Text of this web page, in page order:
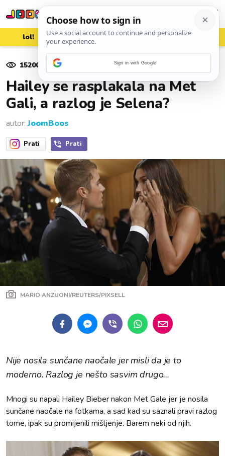
lol! aww vrh! woot?!
15200 pregleda
Hailey se rasplakala na Met
Gali, a razlog je Selena?
autor:JoomBoos
Prati Prati
MARIO ANZUONI/REUTERS/PIXSELL
Nije nosila sunčane naočale jer misli da je to
moderno. Razlog je nešto sasvim drugo...
Mnogi su napali Hailey Bieber nakon Met Gale jer je nosila
sunčane naočale na fotkama, a sad kad su saznali pravi razlog
tome, ipak su promijenili mišljenje. Barem neki od njih.
Sign in with Google